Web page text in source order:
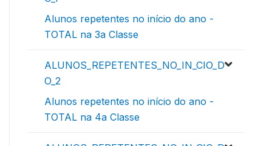
Alunos repetentes no início do ano -
TOTAL na 3a Classe
ALUNOS_REPETENTES_NO_IN_CIO_D
O_2
Alunos repetentes no início do ano -
TOTAL na 4a Classe